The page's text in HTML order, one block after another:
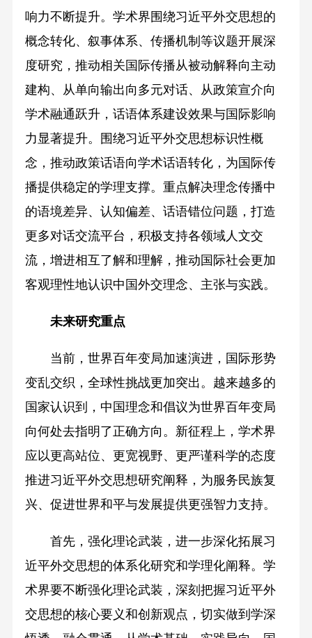
响力不断提升。学术界围绕习近平外交思想的
概念转化、叙事体系、传播机制等议题开展深
度研究，推动相关国际传播从被动解释向主动
建构、从单向输出向多元对话、从政策宣介向
学术融通跃升，话语体系建设效果与国际影响
力显著提升。围绕习近平外交思想标识性概
念，推动政策话语向学术话语转化，为国际传
播提供稳定的学理支撑。重点解决理念传播中
的语境差异、认知偏差、话语错位问题，打造
更多对话交流平台，积极支持各领域人文交
流，增进相互了解和理解，推动国际社会更加
客观理性地认识中国外交理念、主张与实践。
未来研究重点
当前，世界百年变局加速演进，国际形势
变乱交织，全球性挑战更加突出。越来越多的
国家认识到，中国理念和倡议为世界百年变局
向何处去指明了正确方向。新征程上，学术界
应以更高站位、更宽视野、更严谨科学的态度
推进习近平外交思想研究阐释，为服务民族复
兴、促进世界和平与发展提供更强智力支持。
首先，强化理论武装，进一步深化拓展习
近平外交思想的体系化研究和学理化阐释。学
术界要不断强化理论武装，深刻把握习近平外
交思想的核心要义和创新观点，切实做到学深